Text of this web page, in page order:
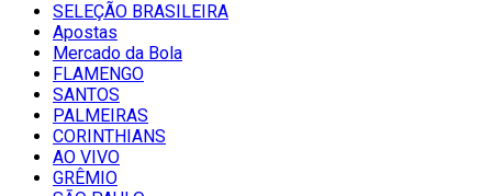
SELEÇÃO BRASILEIRA
Apostas
Mercado da Bola
FLAMENGO
SANTOS
PALMEIRAS
CORINTHIANS
AO VIVO
GRÊMIO